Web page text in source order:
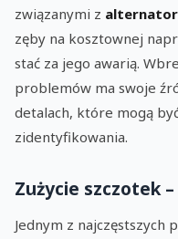
związanymi z
zęby na kosztownej
stać za jego awarią.
problemów ma swoje
detalach, które mogą
zidentyfikowania.
Zużycie szczotek
Jednym z najczęstszych